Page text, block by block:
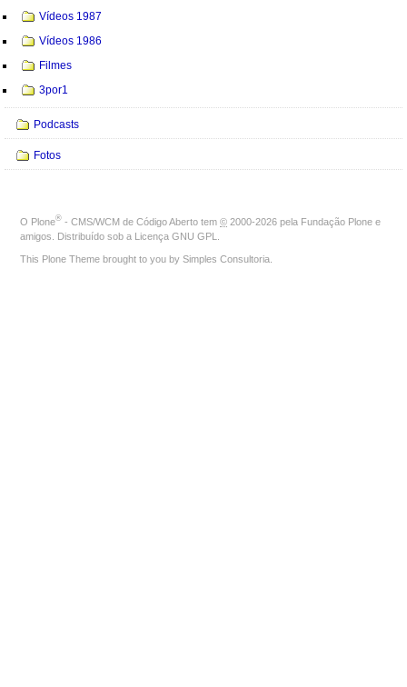
Vídeos 1987
Vídeos 1986
Filmes
3por1
Podcasts
Fotos
O Plone® - CMS/WCM de Código Aberto tem © 2000-2026 pela Fundação Plone e
amigos. Distribuído sob a Licença GNU GPL
This Plone Theme brought to you by Simples Consultoria